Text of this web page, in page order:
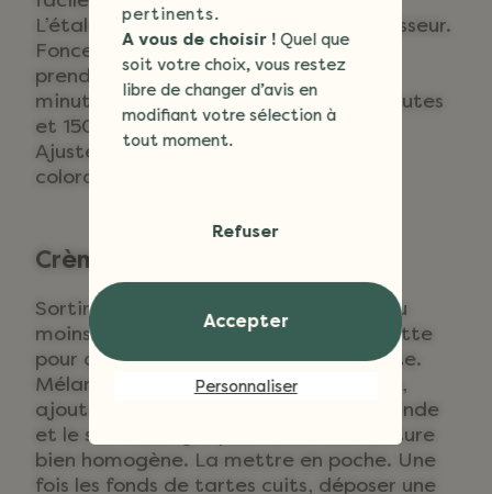
L’étaler avec le rouleau à 3mm d’épaisseur.
Foncer des cercles graissés, les laisser
prendre au congélateur pendant 30
minutes. Cuire à 180°C pendant 4 minutes
et 150°C pendant 25 minutes.
Ajuster la cuisson en fonction de la
coloration de vos fonds de tarte.
Crème d’amandes
Sortir votre beurre du réfrigérateur au
moins 1h avant de commencer la recette
pour qu’il soit à température ambiante.
Mélanger le beurre avec la cassonade,
ajouter les oeufs puis la poudre d’amande
et le sel, mélanger pour avoir une texture
bien homogène. La mettre en poche. Une
fois les fonds de tartes cuits, déposer une
pertinents.
A vous de choisir !Quel que
soit votre choix, vous restez
libre de changer d’avis en
modifiant votre sélection à
tout moment.
Accepter
Refuser
Personnaliser